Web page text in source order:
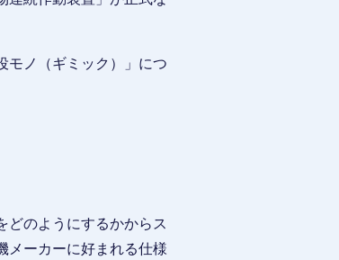
モノ（ギミック）」につ
どのようにするかからス
メーカーに好まれる仕様